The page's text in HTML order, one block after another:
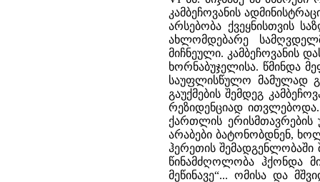
კამბეჩოვანის
არსებობა ქვეყნისთვის
ახლომდებარე
მიჩნეული. კამბეჩოვანის
ხორნაბუჯელისა. წმინდა
საუფლისწულო მამულად
გაუქმების შემდეგ
რეზიდენციად
ქართლის
არაბები ბატონობდნენ,
ჰერეთის შემადგენლობაში
წინამძღოლობა ჰქონდა
მეწინავე“... ომისა და